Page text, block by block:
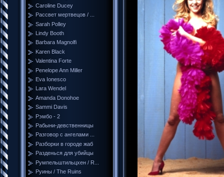
Caroline Ducey
Рассвет мертвецов / ...
Sarah Polley
Lindy Booth
Barbara Magnolfi
Karen Black
Valentina Forte
Penelope Ann Miller
Eva Ionesco
Lara Wendel
Amanda Donohoe
Sammi Davis
Рэмбо - 2
Рабыни-девственницы
Разговор с ангелами ...
Разборки в городе жаб
Разденься для убийцы
Румпельштильцхен / R...
Руины / The Ruins